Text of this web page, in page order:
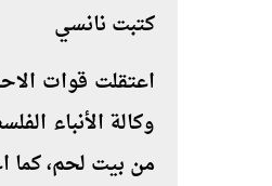
كتبت نانسي
اعتقلت قوات
وكالة الأنباء
من بيت لحم، كما